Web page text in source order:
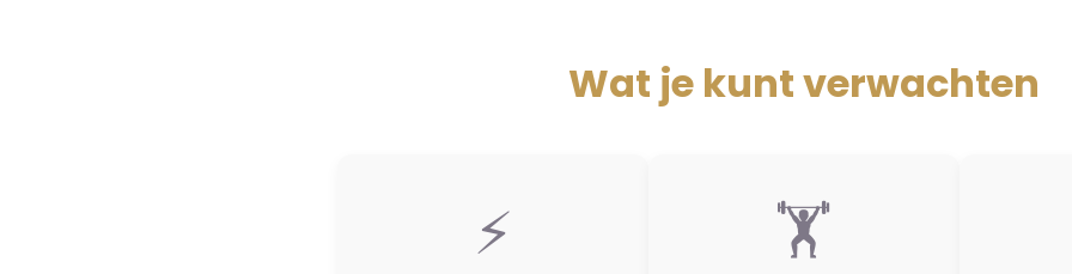
Wat je kunt verwachten
⚡ 🏋️